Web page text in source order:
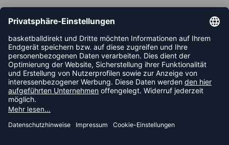
ABONNIERE JETZT DEN KOSTENLOSEN
HANDBALLDIREKT-NEWSLETTER UND VERPASSE KEINE
NEUIGKEIT ODER AKTION MEHR.
JETZT ANMELDEN